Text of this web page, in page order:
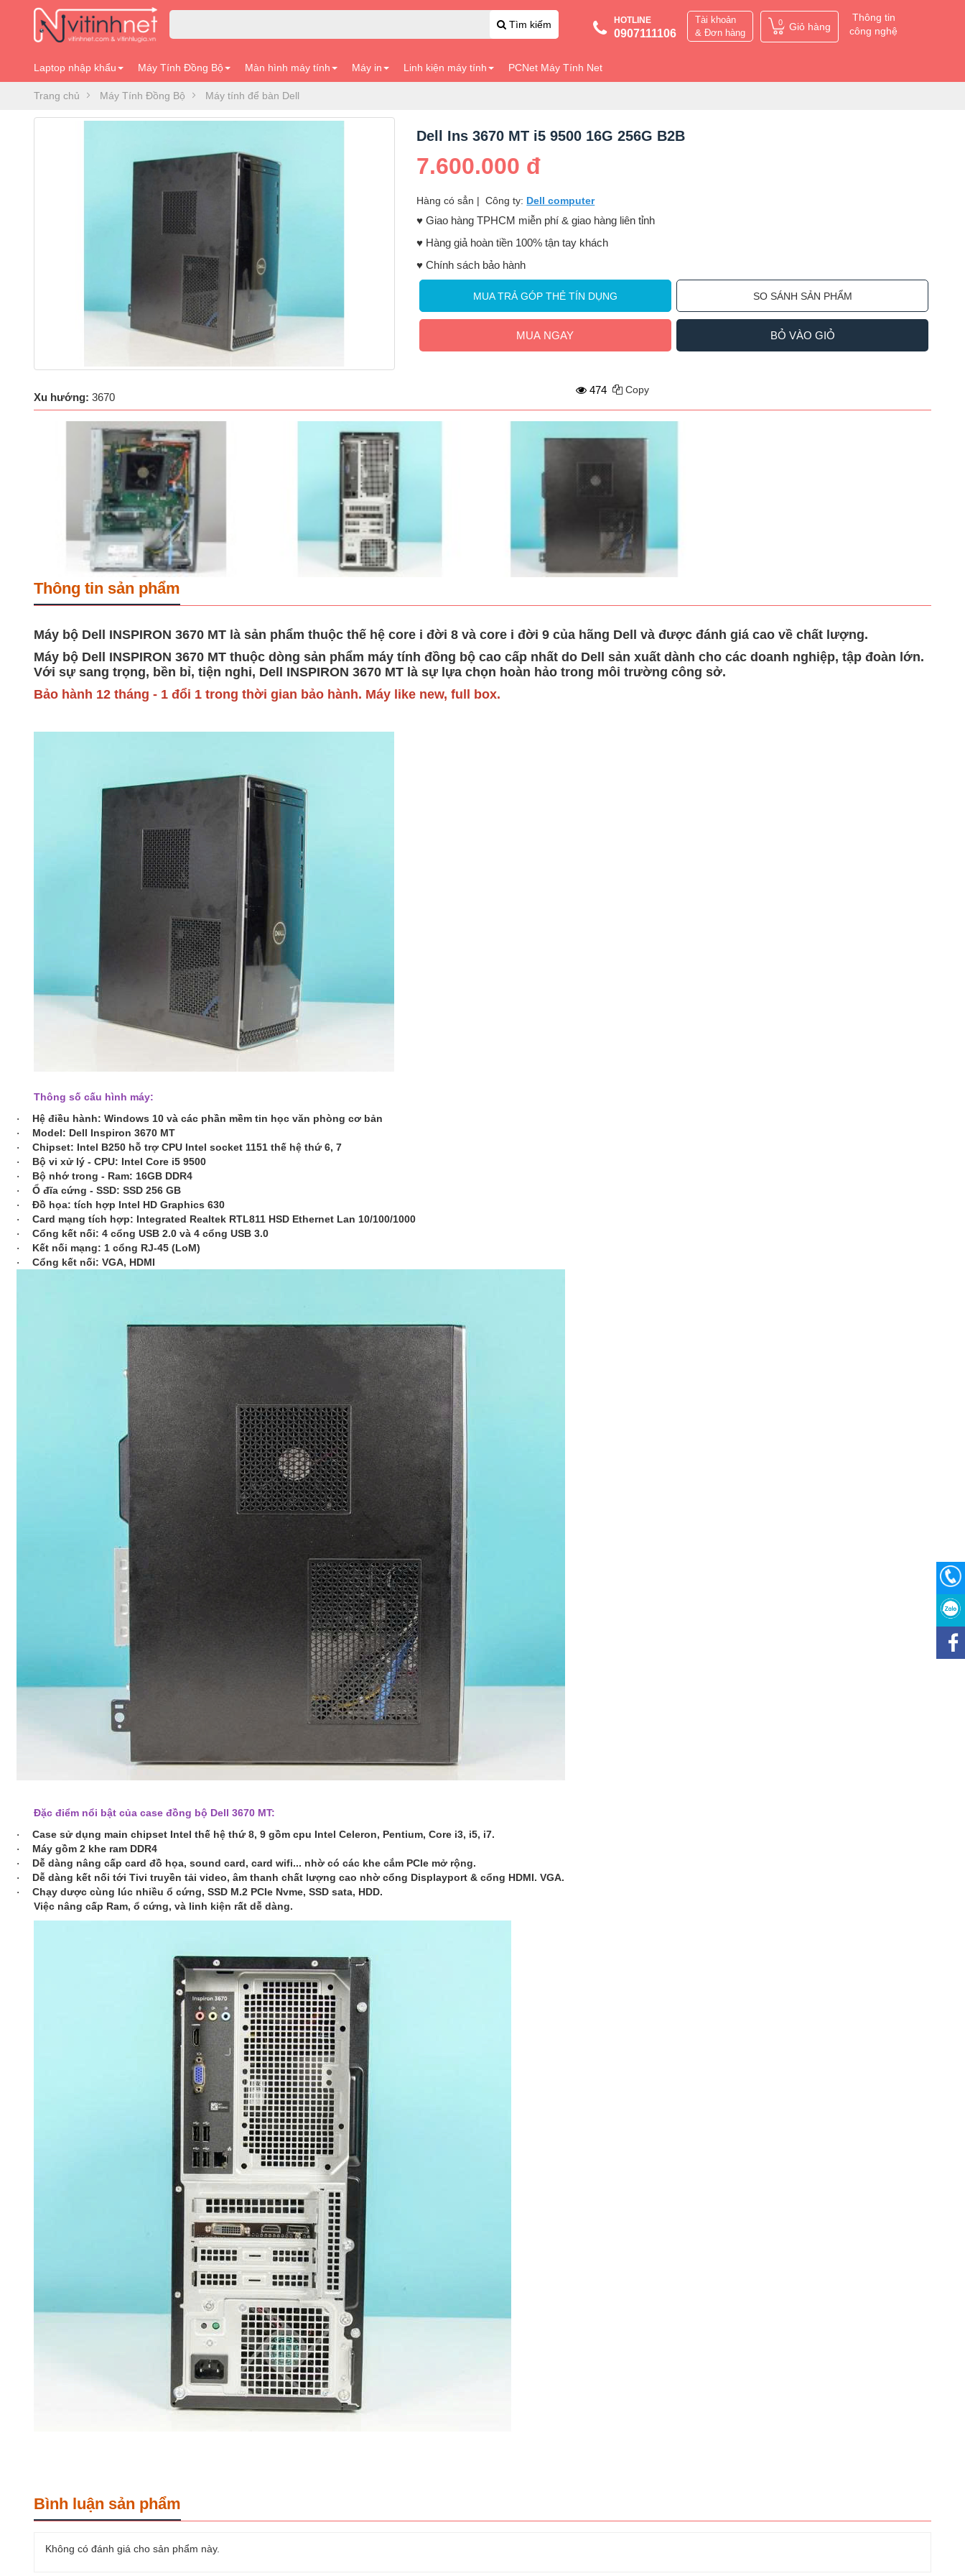
Tìm kiếm HOTLINE
0907111106
Tài khoản
& Đơn hàng
0 Giỏ hàng
Thông tin
công nghệ
Laptop nhập khẩu Máy Tính Đồng Bộ Màn hình máy tính Máy in Linh kiện máy tính PCNet Máy Tính Net
Trang chủ Máy Tính Đồng Bộ Máy tính để bàn Dell
Dell Ins 3670 MT i5 9500 16G 256G B2B
7.600.000 đ
Hàng có sẳn |Công ty: Dell computer
♥️ Giao hàng TPHCM miễn phí & giao hàng liên tỉnh
♥️ Hàng giả hoàn tiền 100% tận tay khách
♥️ Chính sách bảo hành
MUA TRẢ GÓP THẺ TÍN DỤNG SO SÁNH SẢN PHẨM
MUA NGAY BỎ VÀO GIỎ
Xu hướng: 3670
474 Copy
Thông tin sản phẩm
Máy bộ Dell INSPIRON 3670 MT là sản phẩm thuộc thế hệ core i đời 8 và core i đời 9 của hãng Dell và được đánh giá cao về chất lượng.
Máy bộ Dell INSPIRON 3670 MT thuộc dòng sản phẩm máy tính đồng bộ cao cấp nhất do Dell sản xuất dành cho các doanh nghiệp, tập đoàn lớn.
Với sự sang trọng, bền bỉ, tiện nghi, Dell INSPIRON 3670 MT là sự lựa chọn hoàn hảo trong môi trường công sở.
Bảo hành 12 tháng - 1 đổi 1 trong thời gian bảo hành. Máy like new, full box.
Thông số cấu hình máy:
· Hệ điều hành: Windows 10 và các phần mềm tin học văn phòng cơ bản
· Model: Dell Inspiron 3670 MT
· Chipset: Intel B250 hỗ trợ CPU Intel socket 1151 thế hệ thứ 6, 7
· Bộ vi xử lý - CPU: Intel Core i5 9500
· Bộ nhớ trong - Ram: 16GB DDR4
· Ổ đĩa cứng - SSD: SSD 256 GB
· Đồ họa: tích hợp Intel HD Graphics 630
· Card mạng tích hợp: Integrated Realtek RTL811 HSD Ethernet Lan 10/100/1000
· Cổng kết nối: 4 cổng USB 2.0 và 4 cổng USB 3.0
· Kết nối mạng: 1 cổng RJ-45 (LoM)
· Cổng kết nối: VGA, HDMI
Đặc điểm nổi bật của case đồng bộ Dell 3670 MT:
· Case sử dụng main chipset Intel thế hệ thứ 8, 9 gồm cpu Intel Celeron, Pentium, Core i3, i5, i7.
· Máy gồm 2 khe ram DDR4
· Dễ dàng nâng cấp card đồ họa, sound card, card wifi... nhờ có các khe cắm PCIe mở rộng.
· Dễ dàng kết nối tới Tivi truyền tải video, âm thanh chất lượng cao nhờ cổng Displayport & cổng HDMI. VGA.
·
Chạy dược cùng lúc nhiều ổ cứng, SSD M.2 PCIe Nvme, SSD sata, HDD.
Việc nâng cấp Ram, ổ cứng, và linh kiện rất dễ dàng.
Bình luận sản phẩm
Không có đánh giá cho sản phẩm này.